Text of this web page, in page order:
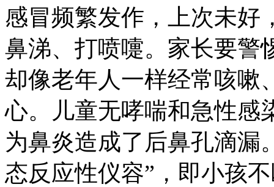
感冒频繁发作，上次未好
鼻涕、打喷嚏。家长要
却像老年人一样经常咳嗽
心。儿童无哮喘和急性感
为鼻炎造成了后鼻孔滴
态反应性仪容”，即小孩